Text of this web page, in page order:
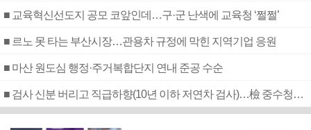
■ 교육혁신선도지 공모 코앞인데…구·군 난색에 교육청 ‘쩔쩔’
■ 르노 못 타는 부산시장…관용차 규정에 막힌 지역기업 응원
■ 마산 원도심 행정·주거복합단지 연내 준공 수순
■ 검사 신분 버리고 직급하향(10년 이하 저연차 검사)…檢 중수청행 기피